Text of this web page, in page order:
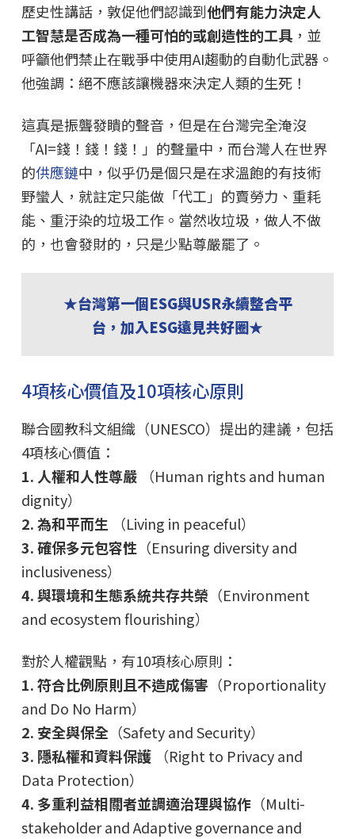
歷史性講話，敦促他們認識到他們有能力決定人
工智慧是否成為一種可怕的或創造性的工具，並
呼籲他們禁止在戰爭中使用AI趨動的自動化武器。
他強調：絕不應該讓機器來決定人類的生死！
這真是振聾發瞶的聲音，但是在台灣完全淹沒
「AI=錢！錢！錢！」的聲量中，而台灣人在世界
的供應鏈中，似乎仍是個只是在求溫飽的有技術
野蠻人，就註定只能做「代工」的賣勞力、重耗
能、重汙染的垃圾工作。當然收垃圾，做人不做
的，也會發財的，只是少點尊嚴罷了。
★台灣第一個ESG與USR永續整合平
台，加入ESG遠見共好圈★
4項核心價值及10項核心原則
聯合國教科文組織（UNESCO）提出的建議，包括
4項核心價值：
1. 人權和人性尊嚴（Human rights and human
dignity）
2. 為和平而生（Living in peaceful）
3. 確保多元包容性（Ensuring diversity and
inclusiveness）
4. 與環境和生態系統共存共榮 （Environment
and ecosystem flourishing）
對於人權觀點，有10項核心原則：
1. 符合比例原則且不造成傷害 （Proportionality
and Do No Harm）
2. 安全與保全（Safety and Security）
3. 隱私權和資料保護
（Right to Privacy and
Data Protection）
4. 多重利益相關者並調適治理與協作（Multi-
stakeholder and Adaptive governance and